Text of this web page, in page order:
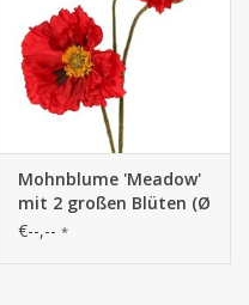
Mohnblume 'Meadow'
mit 2 großen Blüten (Ø
13/11 cm) & 1 großer
€--,-- *